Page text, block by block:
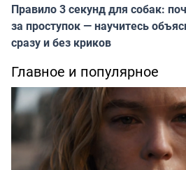
Правило 3 секунд для собак:
за проступок — научитесь
сразу и без криков
Главное и популярное